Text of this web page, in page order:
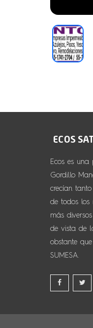
Ecos es
Gordillo
crecían
de todos los
más
de vista de
obstante
SUMESA.